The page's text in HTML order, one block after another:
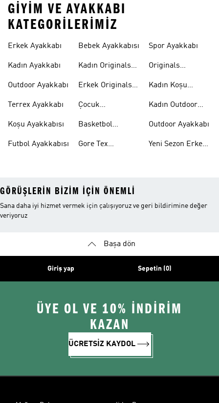
GIYIM VE AYAKKABI
KATEGORILERIMIZ
Erkek Ayakkabı
Kadın Ayakkabı
Outdoor Ayakkabı
Terrex Ayakkabı
Koşu Ayakkabısı
Futbol Ayakkabısı
Bebek Ayakkabısı
Kadın Originals
Erkek Originals
Çocuk
Basketbol
Gore Tex
Spor Ayakkabı
Originals
Kadın Koşu
Kadın Outdoor
Outdoor Ayakkabı
Yeni Sezon Erkek
GÖRÜŞLERIN BIZIM IÇIN ÖNEMLI
Sana daha iyi hizmet vermek için çalışıyoruz ve geri bildirimine değer
veriyoruz
Başa dön
Giriş yap Sepetin (0)
ÜYE OL VE 10% İNDİRİM
KAZAN
ÜCRETSİZ KAYDOL